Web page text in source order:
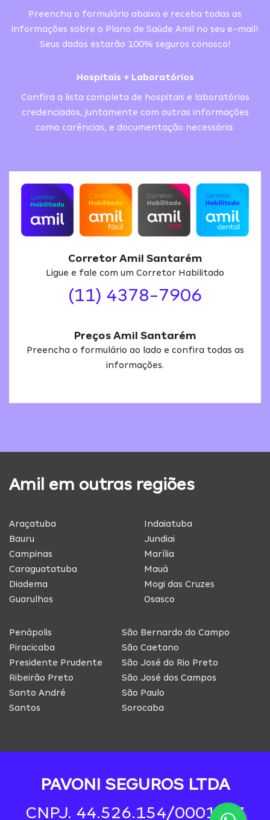
Preencha o formulário abaixo e receba todas as
informações sobre o Plano de Saúde Amil no seu e-mail!
Seus dados estarão 100% seguros conosco!
Hospitais + Laboratórios
Confira a lista completa de hospitais e laboratórios
credenciados, juntamente com outras informações
como carências, e documentação necessária.
Corretor Amil Santarém
Ligue e fale com um Corretor Habilitado
(11) 4378-7906
Preços Amil Santarém
Preencha o formulário ao lado e confira todas as
informações.
Amil em outras regiões
Araçatuba
Bauru
Campinas
Caraguatatuba
Diadema
Guarulhos
Indaiatuba
Jundiai
Marília
Mauá
Mogi das Cruzes
Osasco
Penápolis
Piracicaba
Presidente Prudente
Ribeirão Preto
Santo André
Santos
São Bernardo do Campo
São Caetano
São José do Rio Preto
São José dos Campos
São Paulo
Sorocaba
PAVONI SEGUROS LTDA
CNPJ. 44.526.154/0001-97